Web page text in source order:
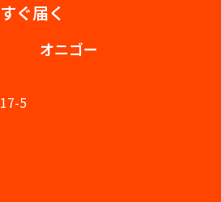
ぐ届く
オニゴー
5